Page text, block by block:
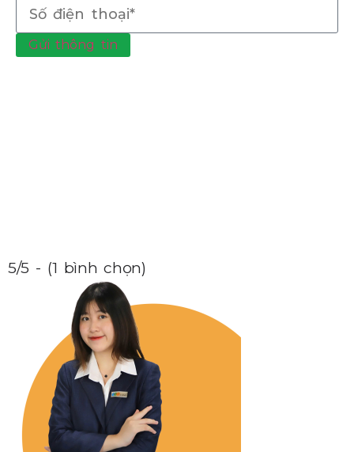
Gửi thông tin
5/5 - (1 bình chọn)